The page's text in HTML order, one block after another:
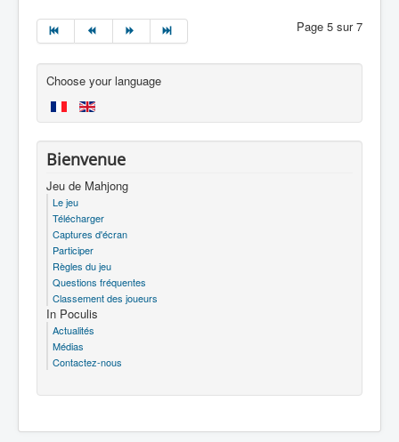
Page 5 sur 7
Choose your language
Bienvenue
Jeu de Mahjong
Le jeu
Télécharger
Captures d'écran
Participer
Règles du jeu
Questions fréquentes
Classement des joueurs
In Poculis
Actualités
Médias
Contactez-nous